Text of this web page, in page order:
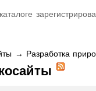
→ Разработка